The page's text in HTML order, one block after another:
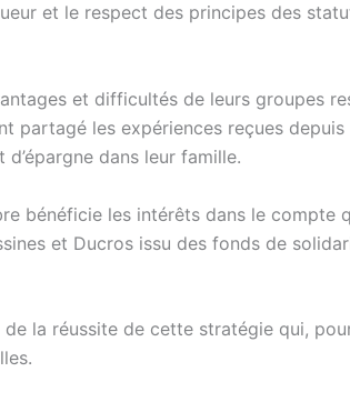
et le respect des principes des
et difficultés de leurs groupes
partagé les expériences reçues
dans leur famille.
bénéficie les intérêts dans le compte
et Ducros issu des fonds de
la réussite de cette stratégie qui,